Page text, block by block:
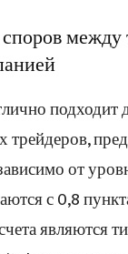
от
с 0,8
являются